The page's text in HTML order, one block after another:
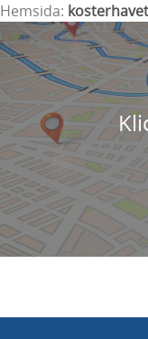
Hemsida: